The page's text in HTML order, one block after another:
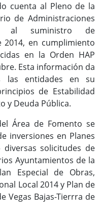
cuenta al Pleno de la
de Administraciones
al suministro de
en cumplimiento
en la Orden HAP
Esta información da
las entidades en su
de Estabilidad
y Deuda Pública.
Área de Fomento se
inversiones en Planes
diversas solicitudes de
Ayuntamientos de la
Especial de Obras,
Local 2014 y Plan de
Vegas Bajas-Tierrra de